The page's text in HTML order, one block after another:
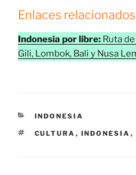
Enlaces
Indonesia por libre: Ruta
Gili, Lombok, Bali y Nusa
CATEGORÍAS
INDONESIA
ETIQUETAS
CULTURA , INDONESIA ,